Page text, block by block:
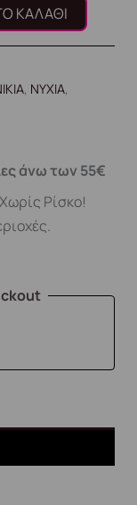
ΚΑΛΆΘΙ
, ΝΥΧΙΑ,
άνω των 55€
Ρίσκο!